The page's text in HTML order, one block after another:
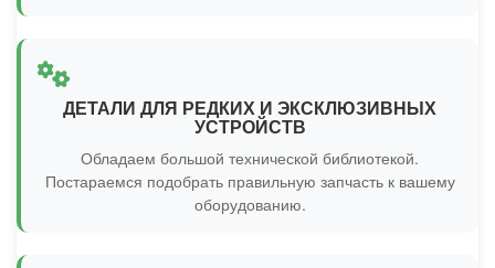
ДЕТАЛИ ДЛЯ РЕДКИХ И ЭКСКЛЮЗИВНЫХ
УСТРОЙСТВ
Обладаем большой технической библиотекой.
Постараемся подобрать правильную запчасть к вашему
оборудованию.